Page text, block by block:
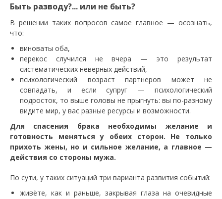
Быть разводу?... или не быть?
В решении таких вопросов самое главное — осознать,
что:
виноваты оба,
перекос случился не вчера — это результат
систематических неверных действий,
психологический возраст партнеров может не
совпадать, и если супруг — психологический
подросток, то выше головы не прыгнуть: вы по-разному
видите мир, у вас разные ресурсы и возможности.
Для спасения брака необходимы желание и
готовность меняться у обеих сторон. Не только
прихоть жены, но и сильное желание, а главное —
действия со стороны мужа.
По сути, у таких ситуаций три варианта развития событий:
живёте, как и раньше, закрывая глаза на очевидные